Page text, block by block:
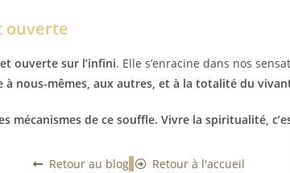
ouverte
ouverte sur l’infini. Elle s’enracine dans nos
nous-mêmes, aux autres, et à la totalité du
mécanismes de ce souffle. Vivre la spiritualité,
Retour au blog Retour à l'accueil